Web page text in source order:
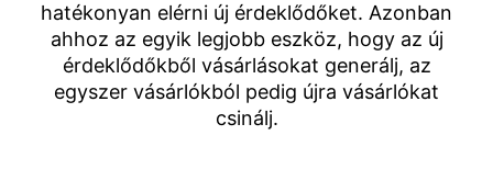
hatékonyan elérni új érdeklődőket. Azonban
ahhoz az egyik legjobb eszköz, hogy az új
érdeklődőkből vásárlásokat generálj, az
egyszer vásárlókból pedig újra vásárlókat
csinálj.